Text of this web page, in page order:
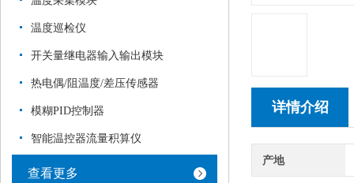
温度巡检仪
开关量继电器输入输出模块
热电偶/阻温度/差压传感器
模糊PID控制器
智能温控器流量积算仪
查看更多
详情介绍
产地